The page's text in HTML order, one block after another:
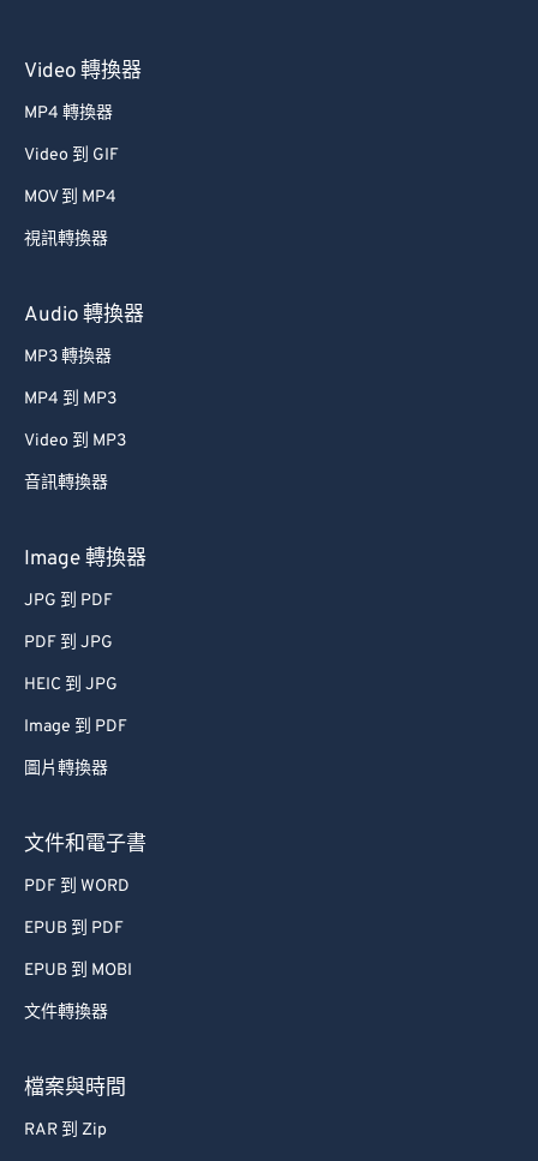
Video 轉換器
MP4 轉換器
Video 到 GIF
MOV 到 MP4
視訊轉換器
Audio 轉換器
MP3 轉換器
MP4 到 MP3
Video 到 MP3
音訊轉換器
Image 轉換器
JPG 到 PDF
PDF 到 JPG
HEIC 到 JPG
Image 到 PDF
圖片轉換器
文件和電子書
PDF 到 WORD
EPUB 到 PDF
EPUB 到 MOBI
文件轉換器
檔案與時間
RAR 到 Zip